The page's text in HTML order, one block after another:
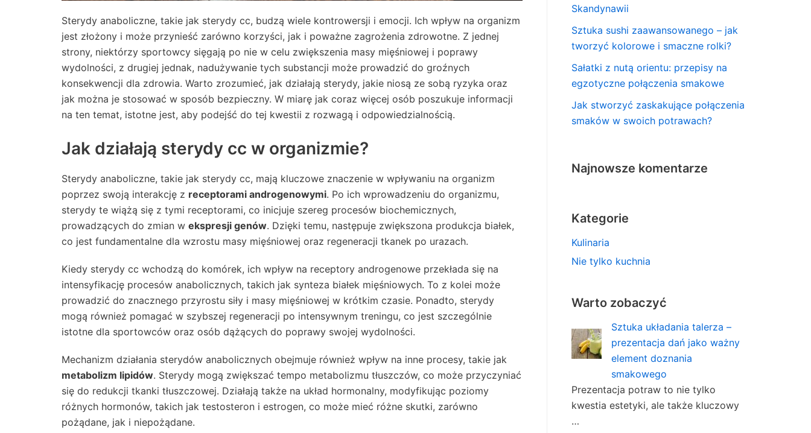
Sterydy anaboliczne, takie jak sterydy cc, budzą wiele kontrowersji i emocji. Ich wpływ na organizm
jest złożony i może przynieść zarówno korzyści, jak i poważne zagrożenia zdrowotne. Z jednej
strony, niektórzy sportowcy sięgają po nie w celu zwiększenia masy mięśniowej i poprawy
wydolności, z drugiej jednak, nadużywanie tych substancji może prowadzić do groźnych
konsekwencji dla zdrowia. Warto zrozumieć, jak działają sterydy, jakie niosą ze sobą ryzyka oraz
jak można je stosować w sposób bezpieczny. W miarę jak coraz więcej osób poszukuje informacji
na ten temat, istotne jest, aby podejść do tej kwestii z rozwagą i odpowiedzialnością.
Jak działają sterydy cc w organizmie?
Sterydy anaboliczne, takie jak sterydy cc, mają kluczowe znaczenie w wpływaniu na organizm
poprzez swoją interakcję z receptorami androgenowymi. Po ich wprowadzeniu do organizmu,
sterydy te wiążą się z tymi receptorami, co inicjuje szereg procesów biochemicznych,
prowadzących do zmian w ekspresji genów. Dzięki temu, następuje zwiększona produkcja białek,
co jest fundamentalne dla wzrostu masy mięśniowej oraz regeneracji tkanek po urazach.
Kiedy sterydy cc wchodzą do komórek, ich wpływ na receptory androgenowe przekłada się na
intensyfikację procesów anabolicznych, takich jak synteza białek mięśniowych. To z kolei może
prowadzić do znacznego przyrostu siły i masy mięśniowej w krótkim czasie. Ponadto, sterydy
mogą również pomagać w szybszej regeneracji po intensywnym treningu, co jest szczególnie
istotne dla sportowców oraz osób dążących do poprawy swojej wydolności.
Mechanizm działania sterydów anabolicznych obejmuje również wpływ na inne procesy, takie jak
metabolizm lipidów. Sterydy mogą zwiększać tempo metabolizmu tłuszczów, co może przyczyniać
się do redukcji tkanki tłuszczowej. Działają także na układ hormonalny, modyfikując poziomy
różnych hormonów, takich jak testosteron i estrogen, co może mieć różne skutki, zarówno
pożądane, jak i niepożądane.
Skandynawii
Sztuka sushi zaawansowanego – jak
tworzyć kolorowe i smaczne rolki?
Sałatki z nutą orientu: przepisy na
egzotyczne połączenia smakowe
Jak stworzyć zaskakujące połączenia
smaków w swoich potrawach?
Najnowsze komentarze
Kategorie
Kulinaria
Nie tylko kuchnia
Warto zobaczyć
Sztuka układania talerza –
prezentacja dań jako ważny
element doznania
smakowego
Prezentacja potraw to nie tylko
kwestia estetyki, ale także kluczowy
…